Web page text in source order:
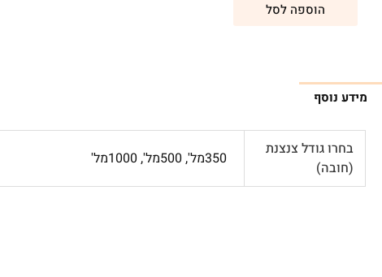
הוספה לסל
מידע נוסף
בחרו גודל צנצנת
(חובה)
350מל', 500מל', 1000מל'